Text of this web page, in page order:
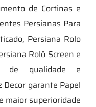
de Cortinas e
Persianas Para
Persiana Rolo
Rolô Screen e
de qualidade e
Decor garante Papel
maior superioridade